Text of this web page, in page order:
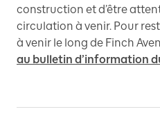
construction et d’être
circulation à venir. Pour
à venir le long de Finch
au bulletin d’information